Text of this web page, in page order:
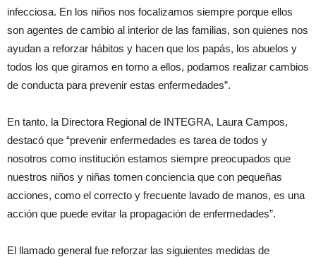
infecciosa. En los niños nos focalizamos siempre porque ellos
son agentes de cambio al interior de las familias, son quienes nos
ayudan a reforzar hábitos y hacen que los papás, los abuelos y
todos los que giramos en torno a ellos, podamos realizar cambios
de conducta para prevenir estas enfermedades”.
En tanto, la Directora Regional de INTEGRA, Laura Campos,
destacó que “prevenir enfermedades es tarea de todos y
nosotros como institución estamos siempre preocupados que
nuestros niños y niñas tomen conciencia que con pequeñas
acciones, como el correcto y frecuente lavado de manos, es una
acción que puede evitar la propagación de enfermedades”.
El llamado general fue reforzar las siguientes medidas de